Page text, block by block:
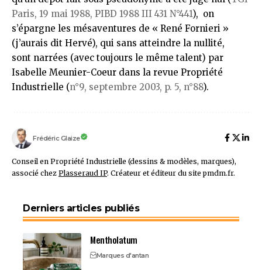
Paris, 19 mai 1988, PIBD 1988 III 431 N°441), on
s’épargne les mésaventures de « René Fornieri »
(j’aurais dit Hervé), qui sans atteindre la nullité,
sont narrées (avec toujours le même talent) par
Isabelle Meunier-Coeur dans la revue Propriété
Industrielle (n°9, septembre 2003, p. 5, n°88).
Frédéric Glaize
Conseil en Propriété Industrielle (dessins & modèles, marques),
associé chez Plasseraud IP. Créateur et éditeur du site pmdm.fr.
Derniers articles publiés
Mentholatum
Marques d'antan